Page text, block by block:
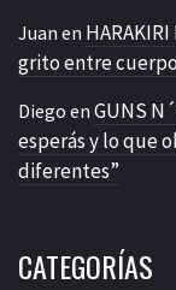
Juan en
grito entre
Diego en GUNS
esperás y lo que
diferentes”
CATEGORÍAS